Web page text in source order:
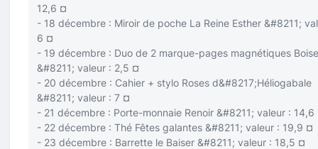
12,6 ¤
- 18 décembre : Miroir de poche La Reine Esther &#8211;
6 ¤
- 19 décembre : Duo de 2 marque-pages magnétiques
&#8211; valeur : 2,5 ¤
- 20 décembre : Cahier + stylo Roses d&#8217;Héliogabale
&#8211; valeur : 7 ¤
- 21 décembre : Porte-monnaie Renoir &#8211; valeur : 14,6
- 22 décembre : Thé Fêtes galantes &#8211; valeur : 19,9 ¤
- 23 décembre : Barrette le Baiser &#8211; valeur : 18,5 ¤